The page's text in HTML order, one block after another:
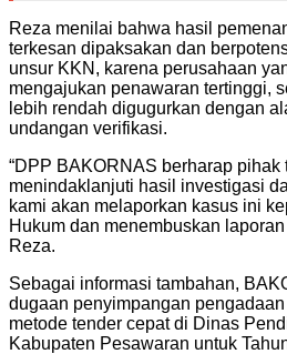
Reza menilai bahwa hasil
terkesan dipaksakan dan
unsur KKN, karena perusahaan
mengajukan penawaran tertinggi,
lebih rendah digugurkan dengan
undangan verifikasi.
“DPP BAKORNAS berharap pihak
menindaklanjuti hasil investigasi
kami akan melaporkan kasus ini
Hukum dan menembuskan
Reza.
Sebagai informasi tambahan,
dugaan penyimpangan
metode tender cepat di Dinas
Kabupaten Pesawaran untuk